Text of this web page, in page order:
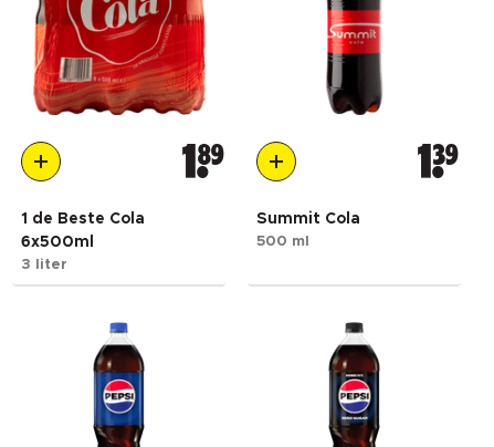
189
1 de Beste Cola
6x500ml
3 liter
1 39
Summit Cola
500 ml